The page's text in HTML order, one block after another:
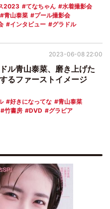
2023 てなちゃん
水着撮影会
青山泰菜
プール撮影会
インタビュー グラドル
ル青山泰菜、磨き上げた
るファーストイメージ
好きになってな
青山泰菜
竹書房 DVD グラビア
2023-06-08 22:00